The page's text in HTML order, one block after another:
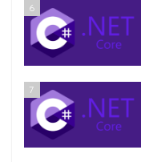
6
7